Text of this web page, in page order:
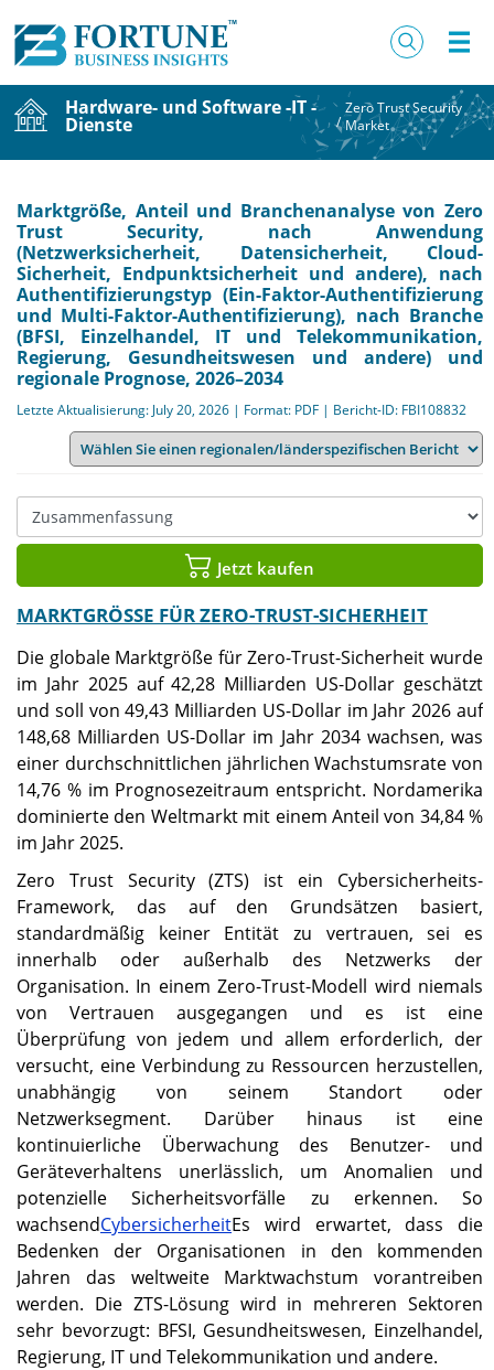
Hardware- und Software -IT -
Dienste /
Zero Trust Security
Market
Marktgröße, Anteil und Branchenanalyse von Zero
Trust Security, nach Anwendung
(Netzwerksicherheit, Datensicherheit, Cloud-
Sicherheit, Endpunktsicherheit und andere), nach
Authentifizierungstyp (Ein-Faktor-Authentifizierung
und Multi-Faktor-Authentifizierung), nach Branche
(BFSI, Einzelhandel, IT und Telekommunikation,
Regierung, Gesundheitswesen und andere) und
regionale Prognose, 2026–2034
Letzte Aktualisierung: July 20, 2026 | Format: PDF | Bericht-ID: FBI108832
Jetzt kaufen
MARKTGRÖSSE FÜR ZERO-TRUST-SICHERHEIT
Die globale Marktgröße für Zero-Trust-Sicherheit wurde
im Jahr 2025 auf 42,28 Milliarden US-Dollar geschätzt
und soll von 49,43 Milliarden US-Dollar im Jahr 2026 auf
148,68 Milliarden US-Dollar im Jahr 2034 wachsen, was
einer durchschnittlichen jährlichen Wachstumsrate von
14,76 % im Prognosezeitraum entspricht. Nordamerika
dominierte den Weltmarkt mit einem Anteil von 34,84 %
im Jahr 2025.
Zero Trust Security (ZTS) ist ein Cybersicherheits-
Framework, das auf den Grundsätzen basiert,
standardmäßig keiner Entität zu vertrauen, sei es
innerhalb oder außerhalb des Netzwerks der
Organisation. In einem Zero-Trust-Modell wird niemals
von Vertrauen ausgegangen und es ist eine
Überprüfung von jedem und allem erforderlich, der
versucht, eine Verbindung zu Ressourcen herzustellen,
unabhängig von seinem Standort oder
Netzwerksegment. Darüber hinaus ist eine
kontinuierliche Überwachung des Benutzer- und
Geräteverhaltens unerlässlich, um Anomalien und
potenzielle Sicherheitsvorfälle zu erkennen. So
wachsendCybersicherheitEs wird erwartet, dass die
Bedenken der Organisationen in den kommenden
Jahren das weltweite Marktwachstum vorantreiben
werden. Die ZTS-Lösung wird in mehreren Sektoren
sehr bevorzugt: BFSI, Gesundheitswesen, Einzelhandel,
Regierung, IT und Telekommunikation und andere.